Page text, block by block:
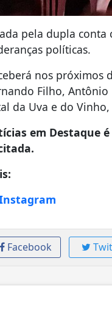
pela dupla
políticas.
nos próximos
Filho,
da Uva e do
em Destaque
Facebook